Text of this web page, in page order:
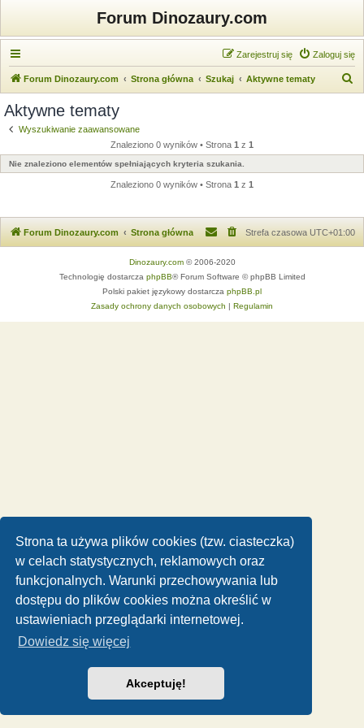
Strona ta używa plików cookies (tzw. ciasteczka)
w celach statystycznych, reklamowych oraz
funkcjonalnych. Warunki przechowywania lub
dostępu do plików cookies można określić w
ustawieniach przeglądarki internetowej.
Dowiedz się więcej
Akceptuję!
Forum Dinozaury.com
Zaloguj się
Zarejestruj się
Forum Dinozaury.com Strona główna Szukaj Aktywne tematy
a
j
Aktywne tematy
Wyszukiwanie zaawansowane
Znaleziono 0 wyników • Strona 1 z 1
Nie znaleziono elementów spełniających kryteria szukania.
Znaleziono 0 wyników • Strona 1 z 1
Forum Dinozaury.com Strona główna Strefa czasowa UTC+01:00
Dinozaury.com© 2006-2020
Technologię dostarcza phpBB® Forum Software © phpBB Limited
Polski pakiet językowy dostarcza phpBB.pl
Zasady ochrony danych osobowych | Regulamin